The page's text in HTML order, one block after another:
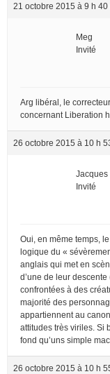
21 octobre 2015 à 9 h 40
Meg
Invité
Arg libéral, le
concernant Liberation
26 octobre 2015 à 10 h
Jacques
Invité
Oui, en même temps,
logique du «
anglais qui met en
d’une de leur
confrontées à des
majorité des
appartiennent au
attitudes très viriles. Si
fond qu’uns simple
26 octobre 2015 à 10 h